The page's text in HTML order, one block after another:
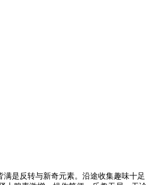
是反转与新奇元素。沿途收集趣味十足